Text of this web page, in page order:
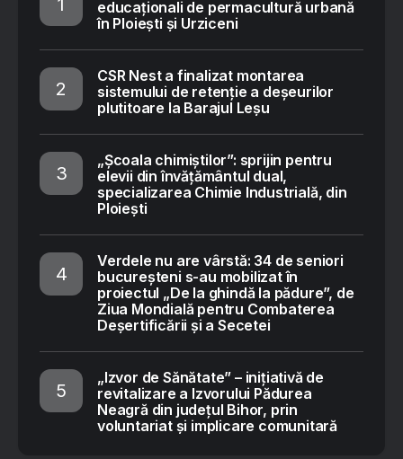
educaționali de permacultură urbană
în Ploiești și Urziceni
CSR Nest a finalizat montarea
sistemului de retenție a deșeurilor
plutitoare la Barajul Leșu
„Școala chimiștilor”: sprijin pentru
elevii din învățământul dual,
specializarea Chimie Industrială, din
Ploiești
Verdele nu are vârstă: 34 de seniori
bucureșteni s-au mobilizat în
proiectul „De la ghindă la pădure”, de
Ziua Mondială pentru Combaterea
Deșertificării și a Secetei
„Izvor de Sănătate” – inițiativă de
revitalizare a Izvorului Pădurea
Neagră din județul Bihor, prin
voluntariat și implicare comunitară